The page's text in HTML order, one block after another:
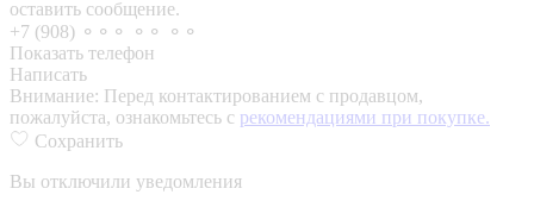
оставить сообщение.
+7 (908) ⚬⚬⚬ ⚬⚬ ⚬⚬
Показать телефон
Написать
Внимание: Перед контактированием с продавцом,
пожалуйста, ознакомьтесь с рекомендациями при покупке.
Сохранить
Вы отключили уведомления